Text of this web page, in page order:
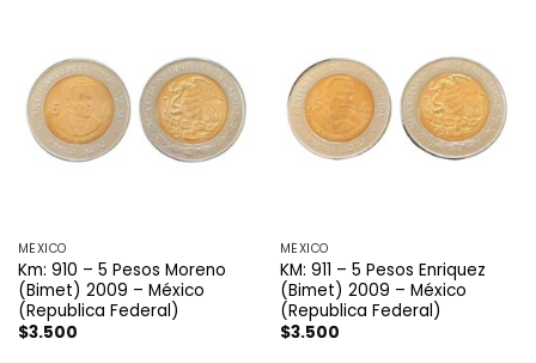
MÉXICO
Km: 910 – 5 Pesos Moreno
(Bimet) 2009 – México
(Republica Federal)
$3.500
MÉXICO
KM: 911 – 5 Pesos Enriquez
(Bimet) 2009 – México
(Republica Federal)
$3.500